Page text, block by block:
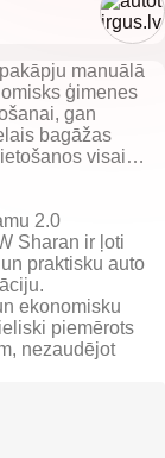
manuālā
ģimenes
gan
bagāžas
visai
2.0
Sharan ir ļoti
praktisku auto
ekonomisku
piemērots
nezaudējot